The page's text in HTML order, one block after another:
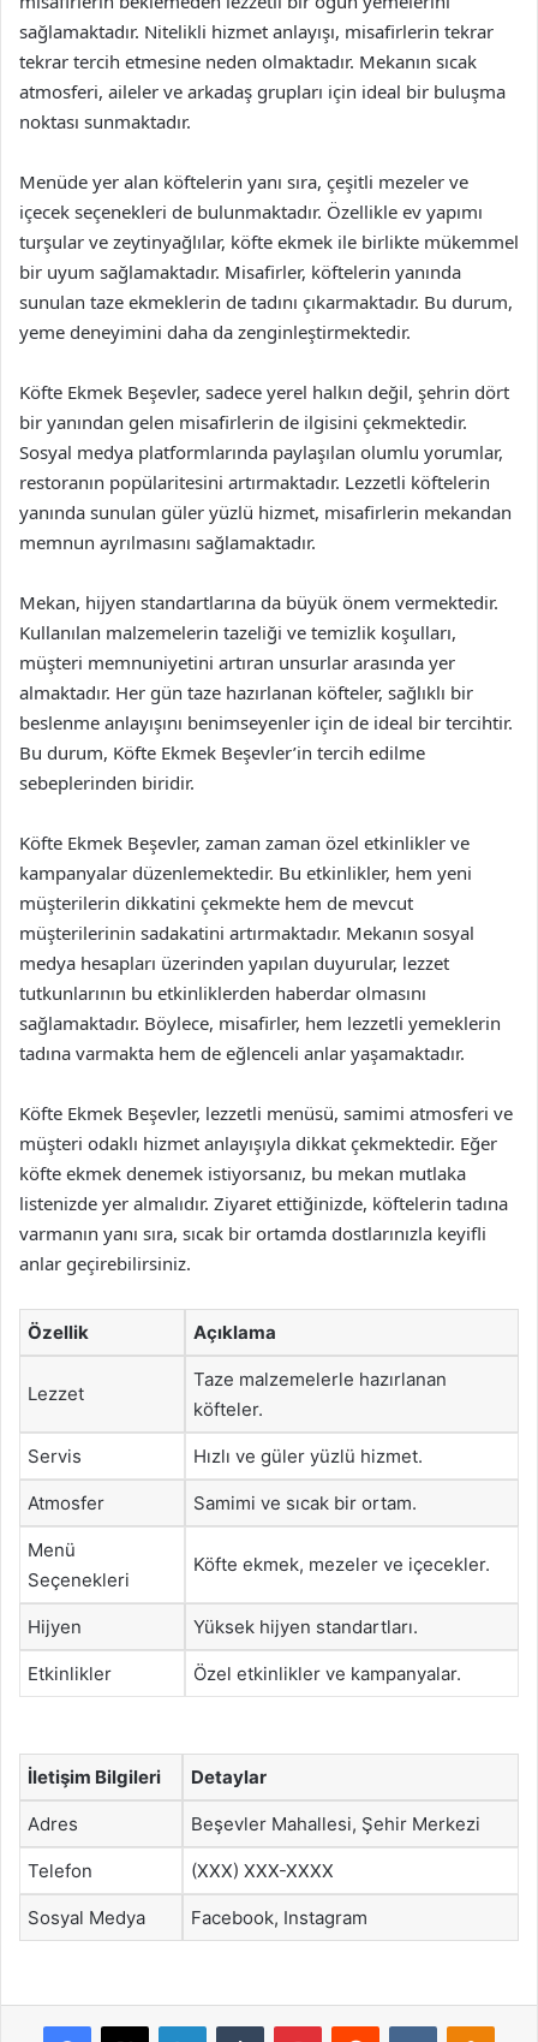
sağlamaktadır. Nitelikli hizmet anlayışı, misafirlerin tekrar
tekrar tercih etmesine neden olmaktadır. Mekanın sıcak
atmosferi, aileler ve arkadaş grupları için ideal bir buluşma
noktası sunmaktadır.
Menüde yer alan köftelerin yanı sıra, çeşitli mezeler ve
içecek seçenekleri de bulunmaktadır. Özellikle ev yapımı
turşular ve zeytinyağlılar, köfte ekmek ile birlikte mükemmel
bir uyum sağlamaktadır. Misafirler, köftelerin yanında
sunulan taze ekmeklerin de tadını çıkarmaktadır. Bu durum,
yeme deneyimini daha da zenginleştirmektedir.
Köfte Ekmek Beşevler, sadece yerel halkın değil, şehrin dört
bir yanından gelen misafirlerin de ilgisini çekmektedir.
Sosyal medya platformlarında paylaşılan olumlu yorumlar,
restoranın popülaritesini artırmaktadır. Lezzetli köftelerin
yanında sunulan güler yüzlü hizmet, misafirlerin mekandan
memnun ayrılmasını sağlamaktadır.
Mekan, hijyen standartlarına da büyük önem vermektedir.
Kullanılan malzemelerin tazeliği ve temizlik koşulları,
müşteri memnuniyetini artıran unsurlar arasında yer
almaktadır. Her gün taze hazırlanan köfteler, sağlıklı bir
beslenme anlayışını benimseyenler için de ideal bir tercihtir.
Bu durum, Köfte Ekmek Beşevler’in tercih edilme
sebeplerinden biridir.
Köfte Ekmek Beşevler, zaman zaman özel etkinlikler ve
kampanyalar düzenlemektedir. Bu etkinlikler, hem yeni
müşterilerin dikkatini çekmekte hem de mevcut
müşterilerinin sadakatini artırmaktadır. Mekanın sosyal
medya hesapları üzerinden yapılan duyurular, lezzet
tutkunlarının bu etkinliklerden haberdar olmasını
sağlamaktadır. Böylece, misafirler, hem lezzetli yemeklerin
tadına varmakta hem de eğlenceli anlar yaşamaktadır.
Köfte Ekmek Beşevler, lezzetli menüsü, samimi atmosferi ve
müşteri odaklı hizmet anlayışıyla dikkat çekmektedir. Eğer
köfte ekmek denemek istiyorsanız, bu mekan mutlaka
listenizde yer almalıdır. Ziyaret ettiğinizde, köftelerin tadına
varmanın yanı sıra, sıcak bir ortamda dostlarınızla keyifli
anlar geçirebilirsiniz.
Özellik Açıklama
Lezzet
Taze malzemelerle hazırlanan
köfteler.
Servis Hızlı ve güler yüzlü hizmet.
Atmosfer Samimi ve sıcak bir ortam.
Menü
Seçenekleri
Köfte ekmek, mezeler ve içecekler.
Hijyen Yüksek hijyen standartları.
Etkinlikler Özel etkinlikler ve kampanyalar.
İletişim Bilgileri Detaylar
Adres Beşevler Mahallesi, Şehir Merkezi
Telefon (XXX) XXX-XXXX
Sosyal Medya Facebook, Instagram
Facebook
X LinkedInTumblr PinterestReddit VKontakte